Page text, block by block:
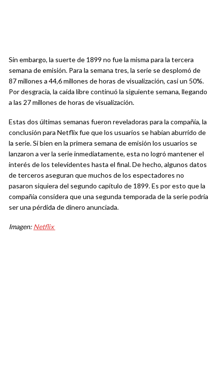
Sin embargo, la suerte de 1899 no fue la misma para la tercera
semana de emisión. Para la semana tres, la serie se desplomó de
87 millones a 44,6 millones de horas de visualización, casi un 50%.
Por desgracia, la caída libre continuó la siguiente semana, llegando
a las 27 millones de horas de visualización.
Estas dos últimas semanas fueron reveladoras para la compañía, la
conclusión para Netflix fue que los usuarios se habían aburrido de
la serie. Si bien en la primera semana de emisión los usuarios se
lanzaron a ver la serie inmediatamente, esta no logró mantener el
interés de los televidentes hasta el final. De hecho, algunos datos
de terceros aseguran que muchos de los espectadores no
pasaron siquiera del segundo capítulo de 1899. Es por esto que la
compañía considera que una segunda temporada de la serie podría
ser una pérdida de dinero anunciada.
Imagen: Netflix